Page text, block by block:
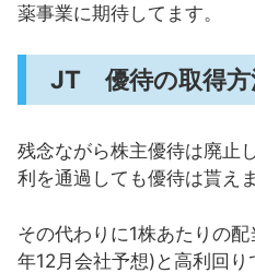
薬事業に期待してます。
JT 優待の取得方
残念ながら株主優待は廃止
利を通過しても優待は貰え
その代わりに1株あたりの
年12月会社予想)と高利回り